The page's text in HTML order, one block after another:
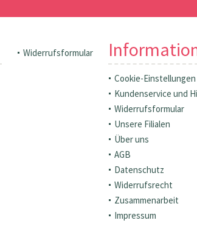
Widerrufsformular
Cookie-Einstellungen
Kundenservice und
Widerrufsformular
Unsere Filialen
Über uns
AGB
Datenschutz
Widerrufsrecht
Zusammenarbeit
Impressum